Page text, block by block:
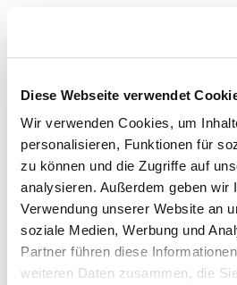
Diese Webseite verwendet
Wir verwenden Cookies, um
personalisieren, Funktionen für
zu können und die Zugriffe auf
analysieren. Außerdem geben wir
Verwendung unserer Website an
soziale Medien, Werbung und
Partner führen diese
weiteren Daten zusammen, die